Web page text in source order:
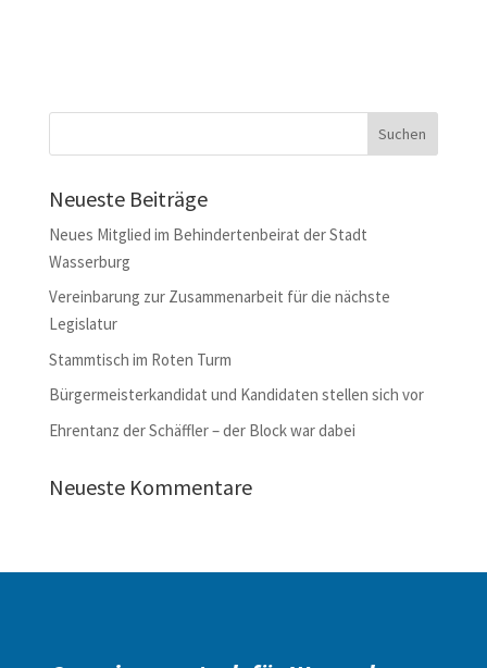
Neueste Beiträge
Neues Mitglied im Behindertenbeirat der Stadt
Wasserburg
Vereinbarung zur Zusammenarbeit für die nächste
Legislatur
Stammtisch im Roten Turm
Bürgermeisterkandidat und Kandidaten stellen sich vor
Ehrentanz der Schäffler – der Block war dabei
Neueste Kommentare